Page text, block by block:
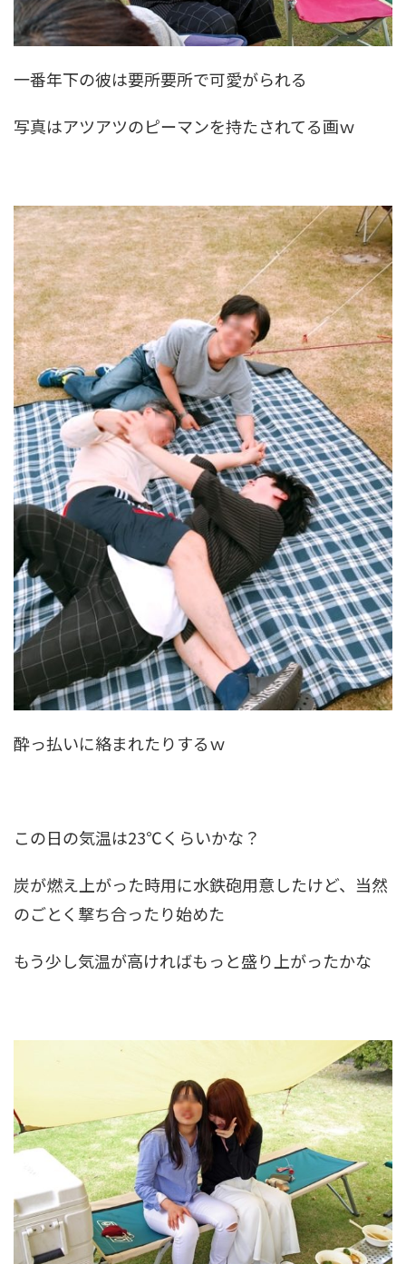
一番年下の彼は要所要所で可愛がられる
写真はアツアツのピーマンを持たされてる画ｗ
酔っ払いに絡まれたりするｗ
この日の気温は23℃くらいかな？
炭が燃え上がった時用に水鉄砲用意したけど、当然
のごとく撃ち合ったり始めた
もう少し気温が高ければもっと盛り上がったかな